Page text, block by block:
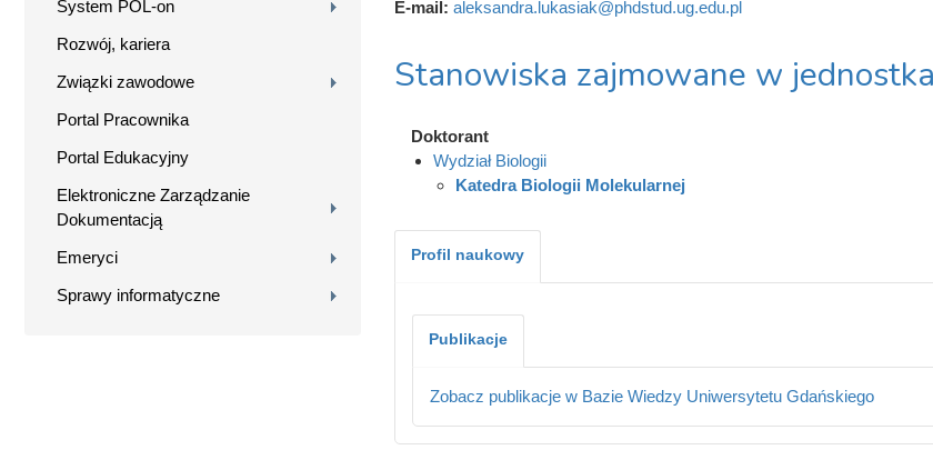
System POL-on
Rozwój, kariera
Związki zawodowe
Portal Pracownika
Portal Edukacyjny
Elektroniczne Zarządzanie
Dokumentacją
Emeryci
Sprawy informatyczne
E-mail: aleksandra.lukasiak@phdstud.ug.edu.pl
Stanowiska zajmowane w
Doktorant
Wydział Biologii
Katedra Biologii Molekularnej
Profil naukowy
Publikacje
Zobacz publikacje w Bazie Wiedzy Uniwersytetu Gdańskiego